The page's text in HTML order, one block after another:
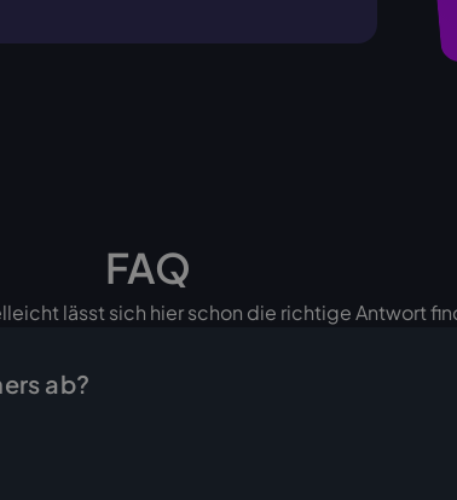
FAQ
lässt sich hier schon die richtige Antwort
ab?
und sobald Sie es annehmen, stellen wir Ihnen